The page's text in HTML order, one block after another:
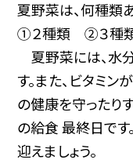
夏野菜は、何種類
①２種類 ②３種
夏野菜には、水
す。また、ビタミ
の健康を守ったり
の給食 最終日です
迎えましょう。